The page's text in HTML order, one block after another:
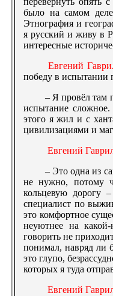
было на самом
Этнография и
я русский и живу в
интересные
Евгений
победу в испытании
– Я провёл там
испытание
этого я жил и с
цивилизациями и
Евгений
– Это одна из
не нужно, потому
кольцевую дорогу
специалист по
это комфортное
неуютнее на
говорить не
понимал, навряд ли
это глупо,
которых я туда
Евгений